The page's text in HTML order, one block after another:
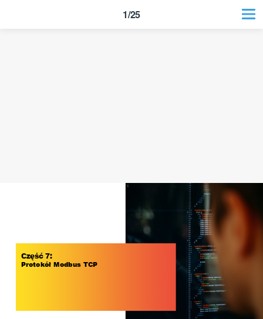
Część 7:
Protokół Modbus TCP
1/25